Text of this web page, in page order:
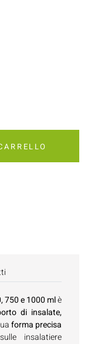
750 e 1000 mlè
di insalate,
forma precisa
insalatiere